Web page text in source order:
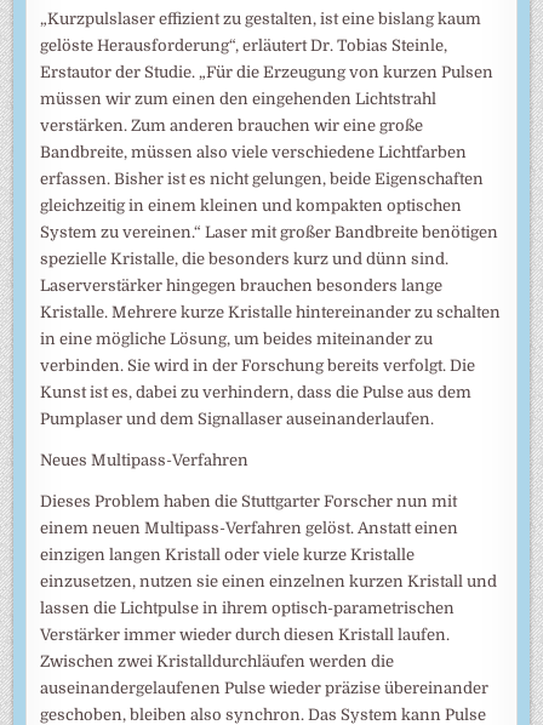
„Kurzpulslaser effizient zu gestalten, ist eine bislang kaum
gelöste Herausforderung“, erläutert Dr. Tobias Steinle,
Erstautor der Studie. „Für die Erzeugung von kurzen Pulsen
müssen wir zum einen den eingehenden Lichtstrahl
verstärken. Zum anderen brauchen wir eine große
Bandbreite, müssen also viele verschiedene Lichtfarben
erfassen. Bisher ist es nicht gelungen, beide Eigenschaften
gleichzeitig in einem kleinen und kompakten optischen
System zu vereinen.“ Laser mit großer Bandbreite benötigen
spezielle Kristalle, die besonders kurz und dünn sind.
Laserverstärker hingegen brauchen besonders lange
Kristalle. Mehrere kurze Kristalle hintereinander zu schalten
in eine mögliche Lösung, um beides miteinander zu
verbinden. Sie wird in der Forschung bereits verfolgt. Die
Kunst ist es, dabei zu verhindern, dass die Pulse aus dem
Pumplaser und dem Signallaser auseinanderlaufen.
Neues Multipass-Verfahren
Dieses Problem haben die Stuttgarter Forscher nun mit
einem neuen Multipass-Verfahren gelöst. Anstatt einen
einzigen langen Kristall oder viele kurze Kristalle
einzusetzen, nutzen sie einen einzelnen kurzen Kristall und
lassen die Lichtpulse in ihrem optisch-parametrischen
Verstärker immer wieder durch diesen Kristall laufen.
Zwischen zwei Kristalldurchläufen werden die
auseinandergelaufenen Pulse wieder präzise übereinander
geschoben, bleiben also synchron. Das System kann Pulse